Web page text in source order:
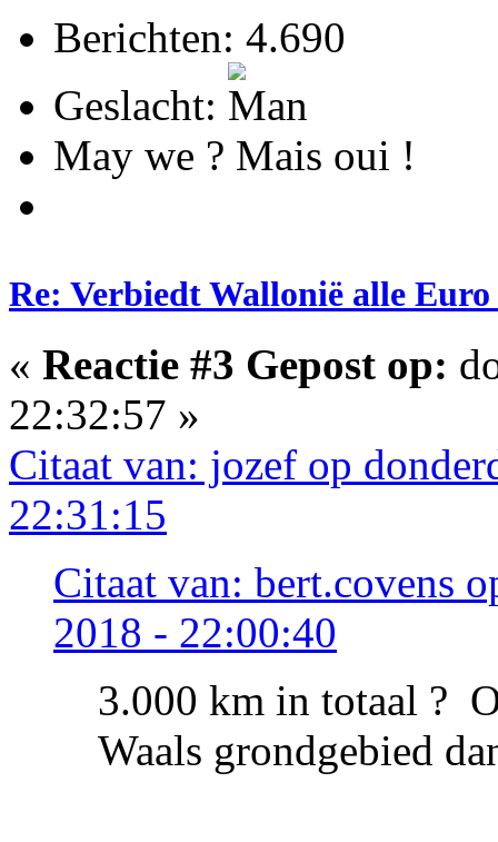
Berichten: 4.690
Geslacht:
May we ? Mais oui !
Re: Verbiedt Wallonië alle Euro
« Reactie #3 Gepost op:
22:32:57 »
Citaat van: jozef op
22:31:15
Citaat van: bert.covens
2018 - 22:00:40
3.000 km in totaal ?
Waals grondgebied